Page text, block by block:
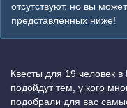
отсутствуют, но вы
представленных ниже!
Квесты для 19 человек
подойдут тем, у кого
подобрали для вас